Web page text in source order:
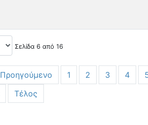
Σελίδα 6 από 16
Προηγούμενο 1 2 3 4
Τέλος